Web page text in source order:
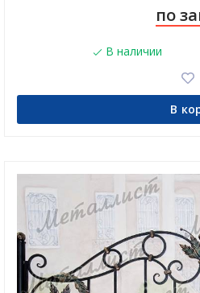
по
В наличии
В